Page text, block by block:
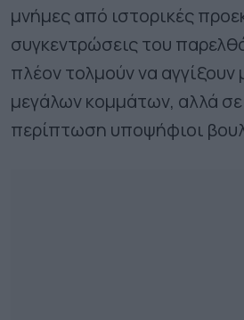
μνήμες από ιστορικές
συγκεντρώσεις του
πλέον τολμούν να αγγίξουν
μεγάλων κομμάτων, αλλά σε
περίπτωση υποψήφιοι